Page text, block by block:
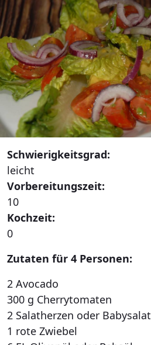
Schwierigkeitsgrad:
leicht
Vorbereitungszeit:
10
Kochzeit:
0
Zutaten für 4 Personen:
2 Avocado
300 g Cherrytomaten
2 Salatherzen oder Babysalat
1 rote Zwiebel